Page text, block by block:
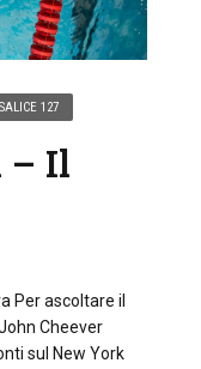
SALICE 127
– Il
Per ascoltare il
Cheever
sul New York